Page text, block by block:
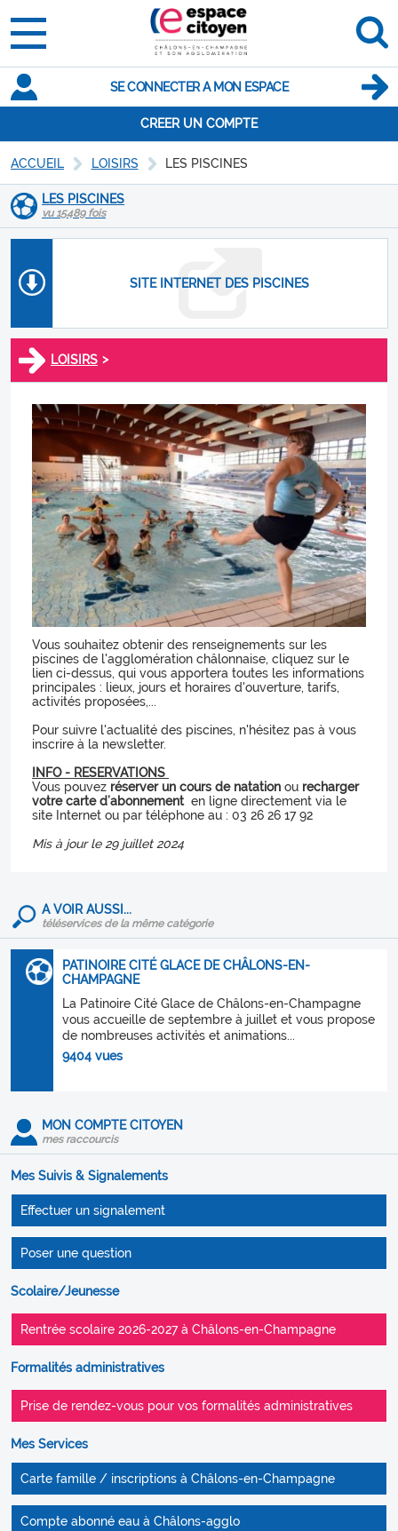
SE CONNECTER A MON ESPACE
CREER UN COMPTE
ACCUEIL LOISIRS LES PISCINES
LES PISCINES
vu 15489 fois
SITE INTERNET DES PISCINES
LOISIRS >
Vous souhaitez obtenir des renseignements sur les
piscines de l'agglomération châlonnaise, cliquez sur le
lien ci-dessus, qui vous apportera toutes les informations
principales : lieux, jours et horaires d'ouverture, tarifs,
activités proposées,...
Pour suivre l'actualité des piscines, n'hésitez pas à vous
inscrire à la newsletter.
INFO - RESERVATIONS
Vous pouvez réserver un cours de natation ou recharger
votre carte d’abonnement en ligne directement via le
site Internet ou par téléphone au : 03 26 26 17 92
Mis à jour le 29 juillet 2024
A VOIR AUSSI...
téléservices de la même catégorie
PATINOIRE CITÉ GLACE DE CHÂLONS-EN-
CHAMPAGNE
La Patinoire Cité Glace de Châlons-en-Champagne
vous accueille de septembre à juillet et vous propose
de nombreuses activités et animations...
9404 vues
MON COMPTE CITOYEN
mes raccourcis
Mes Suivis & Signalements
Effectuer un signalement
Poser une question
Scolaire/Jeunesse
Rentrée scolaire 2026-2027 à Châlons-en-Champagne
Formalités administratives
Prise de rendez-vous pour vos formalités administratives
Mes Services
Carte famille / inscriptions à Châlons-en-Champagne
Compte abonné eau à Châlons-agglo